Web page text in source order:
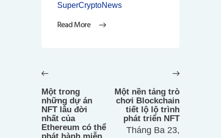
SuperCryptoNews
Read More
hướng
bài
viết
post:
Một trong
những dự án
NFT lâu đời
nhất của
Ethereum có thể
Một nền tảng trò
chơi Blockchain
tiết lộ lộ trình
phát triển NFT
Tháng Ba 23,